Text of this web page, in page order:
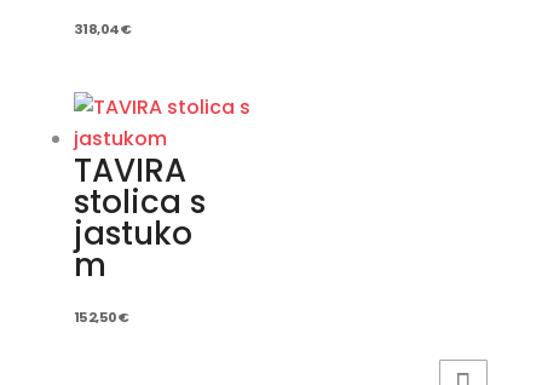
318,04€
TAVIRA
stolica s
jastuko
m
152,50€